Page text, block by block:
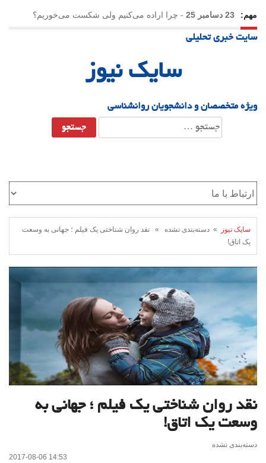
مهم: 23 دسامبر 25 - چرا اراده می‌کنیم ولی شکست می‌خوریم؟
21 دسامبر 25
سایت خبری تحلیلی
سایک نیوز
ویژه متخصصان و دانشجویان روانشناسی
جستجو
برای:
سایک نیوز
» دسته‌بندی نشده » نقد روان شناختی یک فیلم ؛ جهانی به وسعت
یک اتاق!
نقد روان شناختی یک فیلم ؛ جهانی به
وسعت یک اتاق!
دسته‌بندی نشده
2017-08-06 14:53